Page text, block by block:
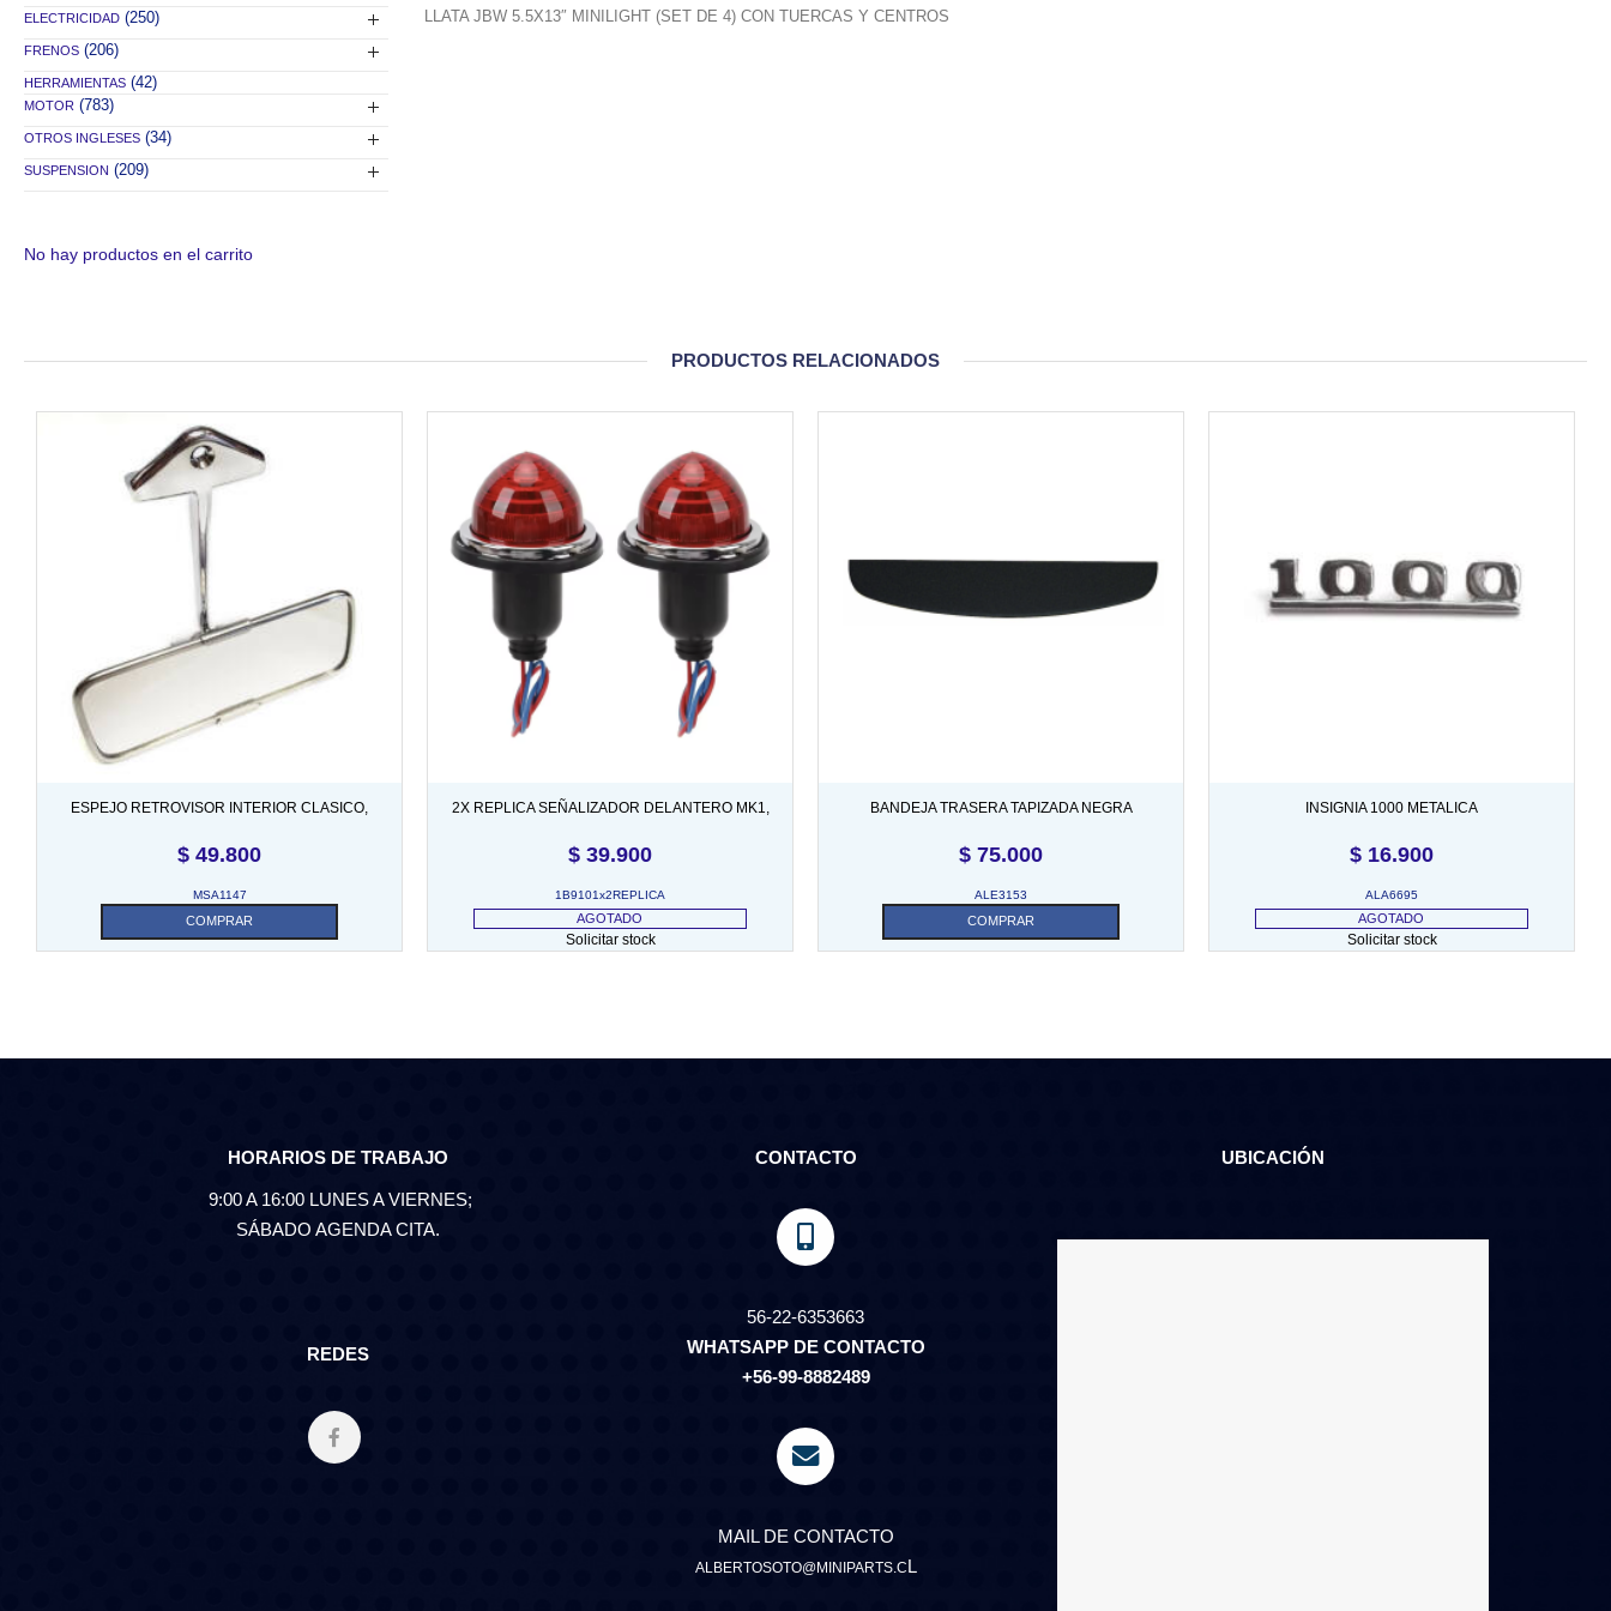
LLATA JBW 5.5X13″ MINILIGHT (SET DE 4) CON TUERCAS Y CENTROS
ELECTRICIDAD (250)
FRENOS (206)
HERRAMIENTAS (42)
MOTOR (783)
OTROS INGLESES (34)
SUSPENSION (209)
No hay productos en el carrito
PRODUCTOS RELACIONADOS
ESPEJO RETROVISOR INTERIOR CLASICO,
$ 49.800
MSA1147
COMPRAR
2X REPLICA SEÑALIZADOR DELANTERO MK1,
$ 39.900
1B9101x2REPLICA
AGOTADO
Solicitar stock
BANDEJA TRASERA TAPIZADA NEGRA
$ 75.000
ALE3153
COMPRAR
INSIGNIA 1000 METALICA
$ 16.900
ALA6695
AGOTADO
Solicitar stock
HORARIOS DE TRABAJO
9:00 A 16:00 LUNES A VIERNES;
SÁBADO AGENDA CITA.
REDES
CONTACTO
56-22-6353663
WHATSAPP DE CONTACTO
+56-99-8882489
MAIL DE CONTACTO
ALBERTOSOTO@MINIPARTS.CL
UBICACIÓN